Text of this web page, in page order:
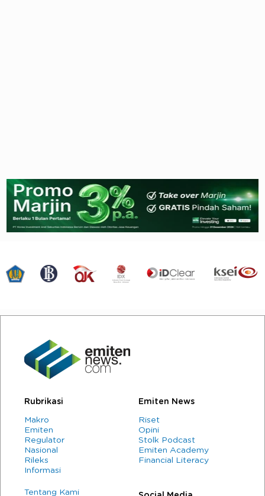
Rubrikasi
Makro
Emiten
Regulator
Nasional
Rileks
Informasi
Emiten News
Riset
Opini
Stolk Podcast
Emiten Academy
Financial Literacy
Tentang Kami